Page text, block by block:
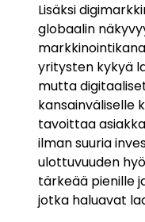
Lisäksi
globaalin
yritysten kykyä
mutta
kansainväliselle
tavoittaa
ilman suuria
ulottuvuuden
tärkeää pienille
jotka haluavat